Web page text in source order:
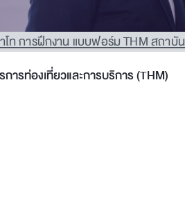
โทการฝึกงานแบบฟอร์ม THMสถาบั
ารท่องเที่ยวและการบริการ (THM)